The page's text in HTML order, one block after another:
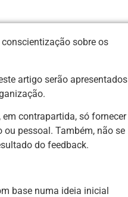
sobre os
artigo serão apresentados
contrapartida, só fornecer
pessoal. Também, não se
do feedback.
base numa ideia inicial